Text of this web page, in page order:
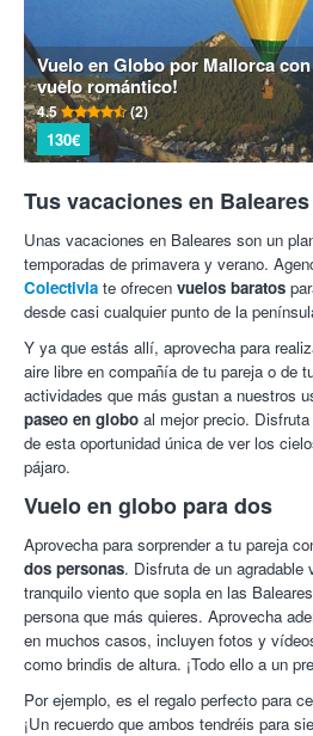
Vuelo en Globo por Mallorca
vuelo romántico!
4.5 (2)
130€
Tus vacaciones en Baleares
Unas vacaciones en Baleares son un
temporadas de primavera y verano.
Colectivia te ofrecen vuelos baratos
desde casi cualquier punto de la
Y ya que estás allí, aprovecha para
aire libre en compañía de tu pareja o de
actividades que más gustan a nuestros
paseo en globo al mejor precio.
de esta oportunidad única de ver los
pájaro.
Vuelo en globo para dos
Aprovecha para sorprender a tu pareja
dos personas. Disfruta de un agradable
tranquilo viento que sopla en las
persona que más quieres. Aprovecha
en muchos casos, incluyen fotos y
como brindis de altura. ¡Todo ello a un
Por ejemplo, es el regalo perfecto para
¡Un recuerdo que ambos tendréis para